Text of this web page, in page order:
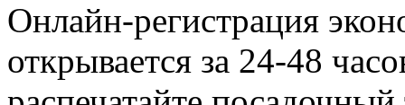
Онлайн-регистрация
открывается за 24-48